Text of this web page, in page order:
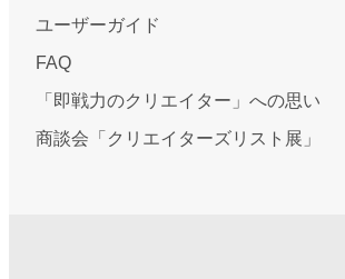
ユーザーガイド
FAQ
「即戦力のクリエイター」への思い
商談会「クリエイターズリスト展」